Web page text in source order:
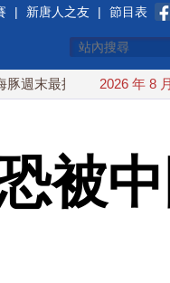
| 新唐人之友 | 節目表
近台灣 最快9日可能登陸
2026 年 8
被中